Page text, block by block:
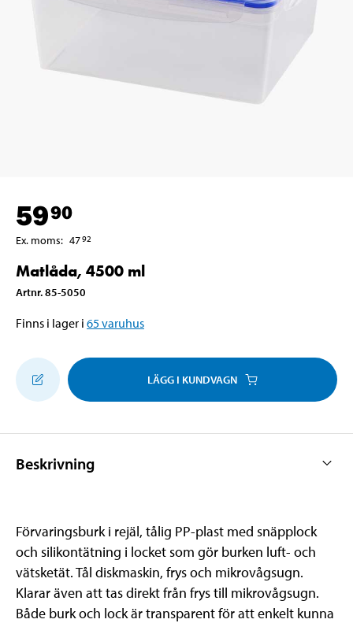
5990
Ex. moms: 4792
Matlåda, 4500 ml
Artnr.85-5050
Finns i lager i 65varuhus
LÄGG I KUNDVAGN
Beskrivning
Förvaringsburk i rejäl, tålig PP-plast med snäpplock
och silikontätning i locket som gör burken luft- och
vätsketät. Tål diskmaskin, frys och mikrovågsugn.
Klarar även att tas direkt från frys till mikrovågsugn.
Både burk och lock är transparent för att enkelt kunna